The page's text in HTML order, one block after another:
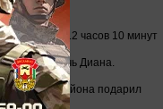
в 12 часов 10 минут
дочь Диана.
главы района подарил